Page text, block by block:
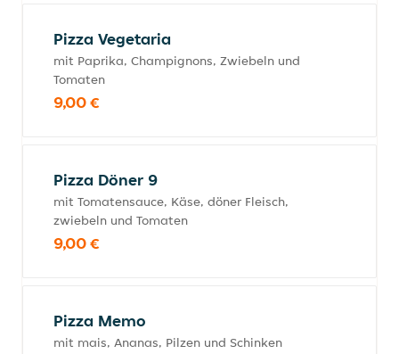
Pizza Vegetaria
mit Paprika, Champignons, Zwiebeln und
Tomaten
9,00 €
Pizza Döner 9
mit Tomatensauce, Käse, döner Fleisch,
zwiebeln und Tomaten
9,00 €
Pizza Memo
mit mais, Ananas, Pilzen und Schinken